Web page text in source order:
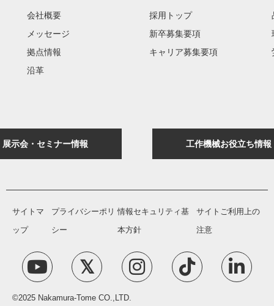
会社概要
メッセージ
拠点情報
沿革
採用トップ
新卒募集要項
キャリア募集要項
展示会・セミナー情報 工作機械お役立ち情報
サイトマ
ップ
プライバシーポリ
シー
情報セキュリティ基
本方針
サイトご利用上の
注意
©2025 Nakamura-Tome CO.,LTD.